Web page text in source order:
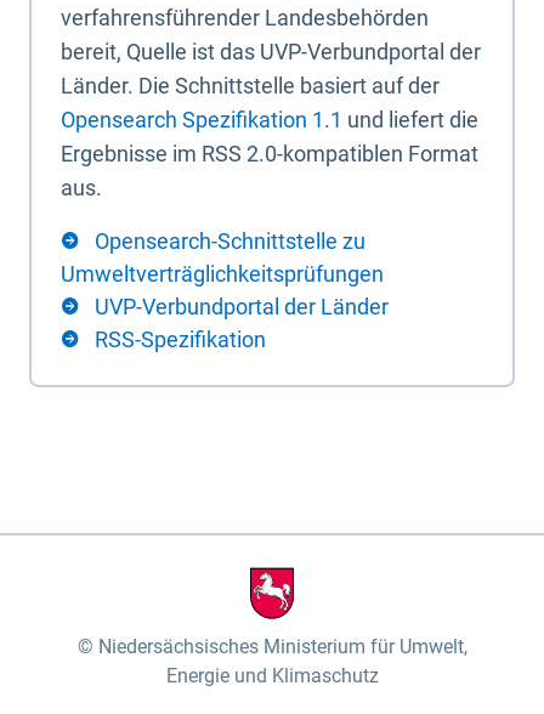
verfahrensführender Landesbehörden
bereit, Quelle ist das UVP-Verbundportal der
Länder. Die Schnittstelle basiert auf der
Opensearch Spezifikation 1.1 und liefert die
Ergebnisse im RSS 2.0-kompatiblen Format
aus.
Opensearch-Schnittstelle zu
Umweltverträglichkeitsprüfungen
UVP-Verbundportal der Länder
RSS-Spezifikation
Niedersächsisches Ministerium für Umwelt,
Energie und Klimaschutz